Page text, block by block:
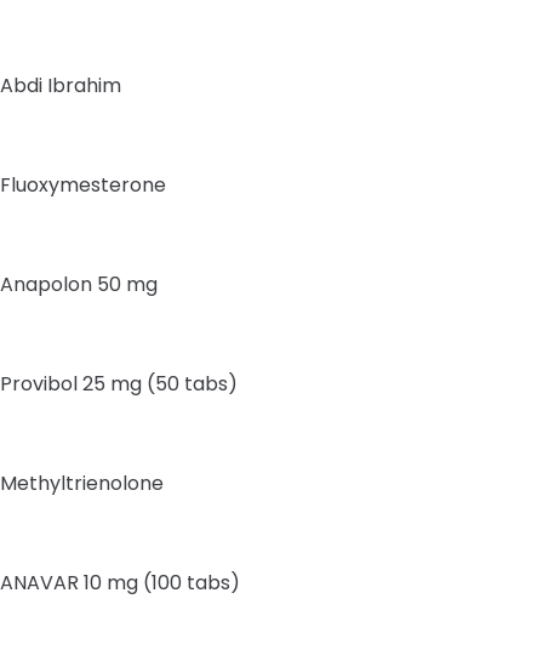
Abdi Ibrahim
Fluoxymesterone
Anapolon 50 mg
Provibol 25 mg (50 tabs)
Methyltrienolone
ANAVAR 10 mg (100 tabs)